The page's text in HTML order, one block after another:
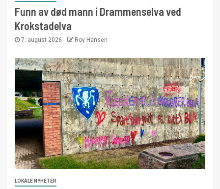
Funn av død mann i Drammenselva ved
Krokstadelva
7. august 2026 Roy Hansen
LOKALE NYHETER